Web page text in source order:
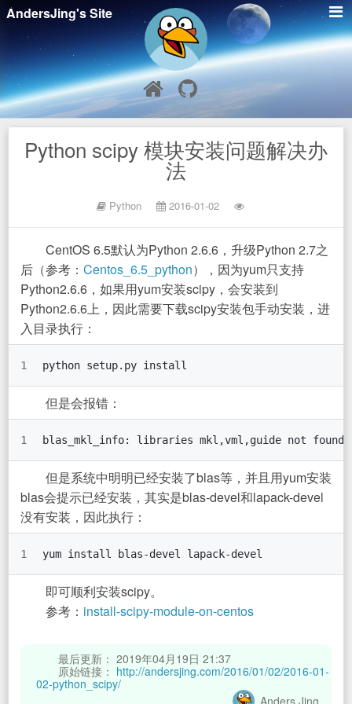
AndersJing's Site
Python scipy 模块安装问题解决办
法
Python 2016-01-02
CentOS 6.5默认为Python 2.6.6，升级Python 2.7之
后（参考： Centos_6.5_python），因为yum只支持
Python2.6.6，如果用yum安装scipy，会安装到
Python2.6.6上，因此需要下载scipy安装包手动安装，进
入目录执行：
1 python setup.py install
但是会报错：
1 blas_mkl_info: libraries mkl,vml,guide not
但是系统中明明已经安装了blas等，并且用yum安装
blas会提示已经安装，其实是blas-devel和lapack-devel
没有安装，因此执行：
1 yum install blas-devel lapack-devel
即可顺利安装scipy。
参考： install-scipy-module-on-centos
最后更新： 2019年04月19日 21:37
原始链接： http://andersjing.com/2016/01/02/2016-01-
02-python_scipy/
Anders Jing